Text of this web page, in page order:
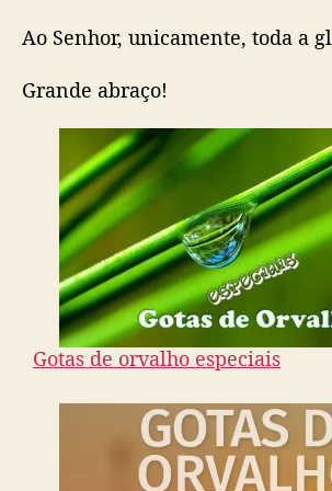
Ao Senhor, unicamente, toda a
Grande abraço!
Gotas de orvalho especiais